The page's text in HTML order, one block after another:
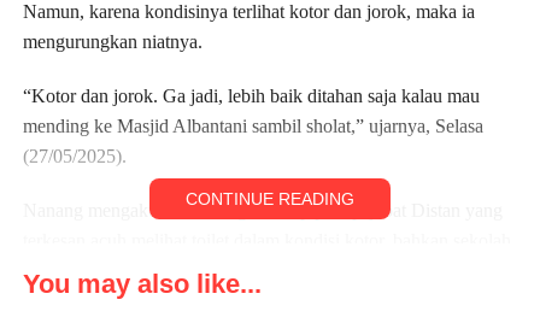
Namun, karena kondisinya terlihat kotor dan jorok, maka ia
mengurungkan niatnya.
“Kotor dan jorok. Ga jadi, lebih baik ditahan saja kalau mau
mending ke Masjid Albantani sambil sholat,” ujarnya, Selasa
(27/05/2025).
Nanang mengaku heran dengan sikap para pejabat Distan yang
sudah terbiasa.
CONTINUE READING
You may also like...